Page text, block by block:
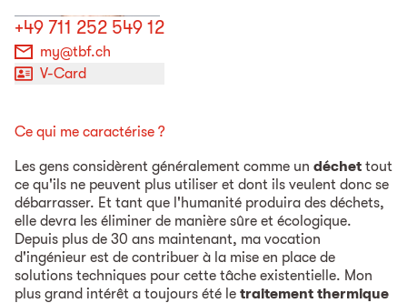
+49 711 252 549 12
my@tbf.ch
V-Card
Ce qui me caractérise ?
Les gens considèrent généralement comme un déchet tout
ce qu'ils ne peuvent plus utiliser et dont ils veulent donc se
débarrasser. Et tant que l'humanité produira des déchets,
elle devra les éliminer de manière sûre et écologique.
Depuis plus de 30 ans maintenant, ma vocation
d'ingénieur est de contribuer à la mise en place de
solutions techniques pour cette tâche existentielle. Mon
plus grand intérêt a toujours été le traitement thermique